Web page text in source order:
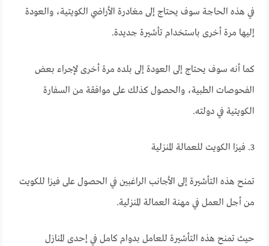
في هذه الحاجة سوف يحتاج إلى مغادرة الأراضي الكويتية، والعودة
إليها مرة أخرى باستخدام تأشيرة جديدة.
كما أنه سوف يحتاج إلى العودة إلى بلده مرة أخرى لإجراء بعض
الفحوصات الطبية، والحصول كذلك على موافقة من السفارة
الكويتية في دولته.
3. فيزا الكويت للعمالة المنزلية
تمنح هذه التأشيرة إلى الأجانب الراغبين في الحصول على فيزا للكويت
من أجل العمل في مهنة العمالة المنزلية.
حيث تمنح هذه التأشيرة للعامل بدوام كامل في إحدى المنازل